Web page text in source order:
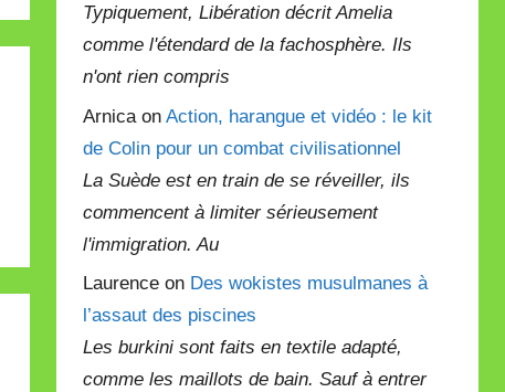
Typiquement, Libération décrit Amelia
comme l'étendard de la fachosphère. Ils
n'ont rien compris
Arnica onAction, harangue et vidéo : le kit
de Colin pour un combat civilisationnel
La Suède est en train de se réveiller, ils
commencent à limiter sérieusement
l'immigration. Au
Laurence on Des wokistes musulmanes à
l’assaut des piscines
Les burkini sont faits en textile adapté,
comme les maillots de bain. Sauf à entrer